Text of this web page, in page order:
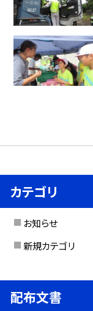
カテゴリ
お知らせ
新規カテゴリ
配布文書